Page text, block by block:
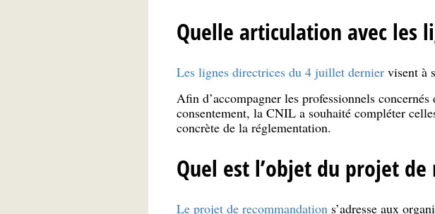
Quelle articulation avec les
Les lignes directrices du 4 juillet derniervisent à
Afin d’accompagner les professionnels
consentement, la CNIL a souhaité compléter
concrète de la réglementation.
Quel est l’objet du projet
Le projet de recommandations’adresse aux